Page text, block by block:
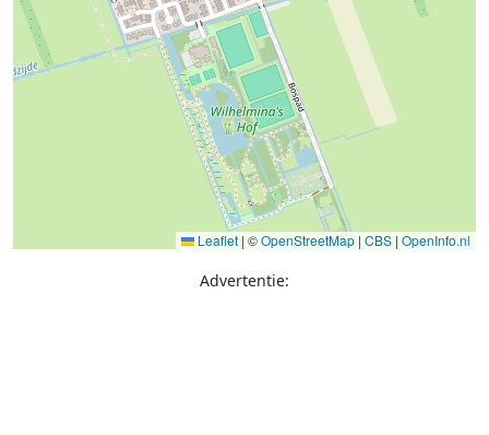
Leaflet | ©OpenStreetMap | CBS | OpenInfo.nl
Advertentie: